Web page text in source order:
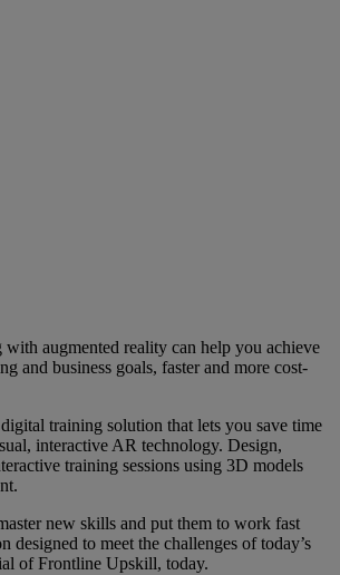
augmented reality can help you achieve
and business goals, faster and more cost-
digital training solution that lets you save time
interactive AR technology. Design,
training sessions using 3D models
new skills and put them to work fast
designed to meet the challenges of today’s
of Frontline Upskill, today.